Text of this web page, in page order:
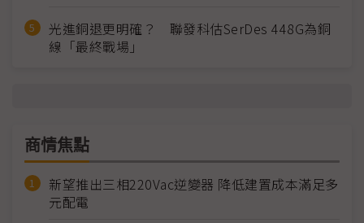
光進銅退更明確？ 聯發科估SerDes 448G為銅
線「最終戰場」
商情焦點
新望推出三相220Vac逆變器 降低建置成本滿足多
元配電